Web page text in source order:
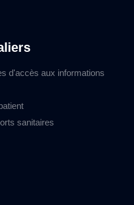
d'accès aux informations
sanitaires